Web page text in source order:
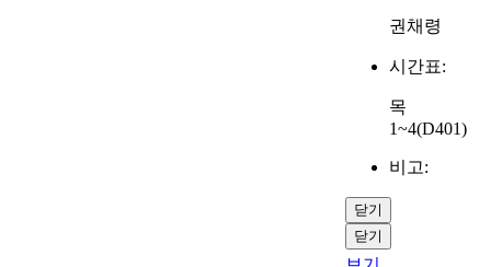
권채령
시간표:
목
1~4(D401)
비고:
닫기
닫기